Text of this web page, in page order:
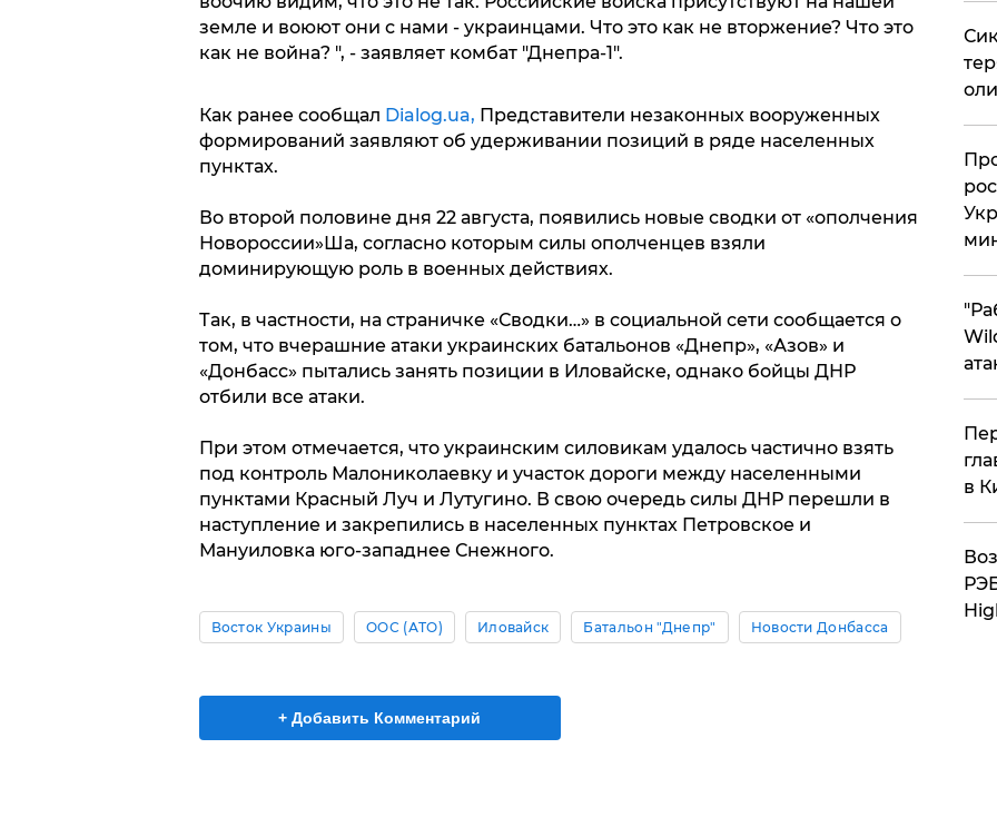
земле и воюют они с нами - украинцами. Что это как не вторжение? Что это
как не война? ", - заявляет комбат "Днепра-1".
Как ранее сообщал Dialog.ua, Представители незаконных вооруженных
формирований заявляют об удерживании позиций в ряде населенных
пунктах.
Во второй половине дня 22 августа, появились новые сводки от «ополчения
Новороссии»Ша, согласно которым силы ополченцев взяли
доминирующую роль в военных действиях.
Так, в частности, на страничке «Сводки…» в социальной сети сообщается о
том, что вчерашние атаки украинских батальонов «Днепр», «Азов» и
«Донбасс» пытались занять позиции в Иловайске, однако бойцы ДНР
отбили все атаки.
При этом отмечается, что украинским силовикам удалось частично взять
под контроль Малониколаевку и участок дороги между населенными
пунктами Красный Луч и Лутугино. В свою очередь силы ДНР перешли в
наступление и закрепились в населенных пунктах Петровское и
Мануиловка юго-западнее Снежного.
Восток Украины ООС (АТО) Иловайск Батальон "Днепр" Новости Донбасса
+ Добавить Комментарий
в